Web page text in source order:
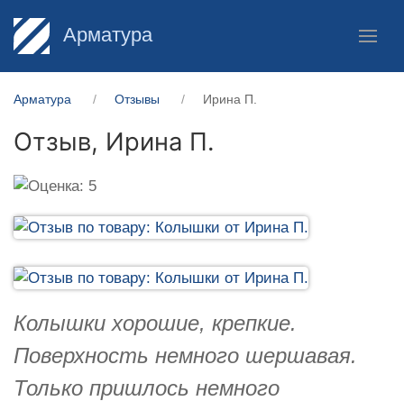
Арматура
Арматура Отзывы Ирина П.
Отзыв, Ирина П.
Колышки хорошие, крепкие.
Поверхность немного шершавая.
Только пришлось немного